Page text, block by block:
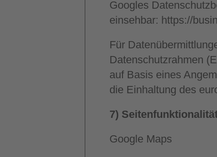
Googles
einsehbar: https://
Für
Datenschutzrahmen
auf Basis eines
die Einhaltung des
7)
Google Maps